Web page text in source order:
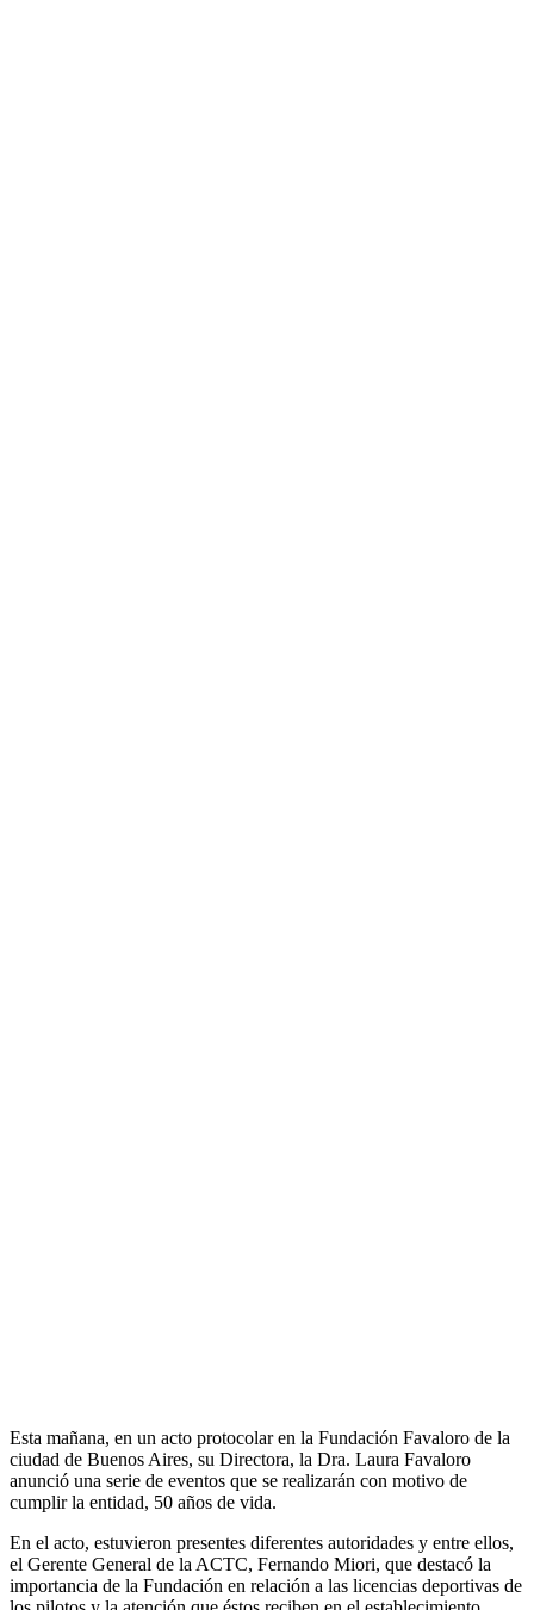
Esta mañana, en un acto protocolar en la Fundación Favaloro de la
ciudad de Buenos Aires, su Directora, la Dra. Laura Favaloro
anunció una serie de eventos que se realizarán con motivo de
cumplir la entidad, 50 años de vida.
En el acto, estuvieron presentes diferentes autoridades y entre ellos,
el Gerente General de la ACTC, Fernando Miori, que destacó la
importancia de la Fundación en relación a las licencias deportivas de